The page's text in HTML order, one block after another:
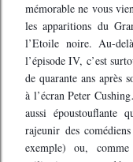
mémorable ne vous
les apparitions du
l’Etoile noire. Au-
l’épisode IV, c’est
de quarante ans après
à l’écran Peter
aussi époustouflante
rajeunir des
exemple) ou,